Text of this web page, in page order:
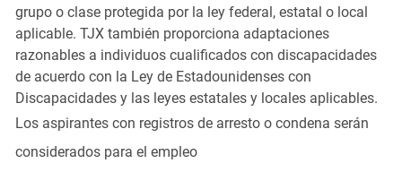
grupo o clase protegida por la ley federal, estatal o local
aplicable. TJX también proporciona adaptaciones
razonables a individuos cualificados con discapacidades
de acuerdo con la Ley de Estadounidenses con
Discapacidades y las leyes estatales y locales aplicables.
Los aspirantes con registros de arresto o condena serán
considerados para el empleo